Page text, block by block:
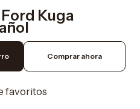
Kuga
Comprar ahora
favoritos